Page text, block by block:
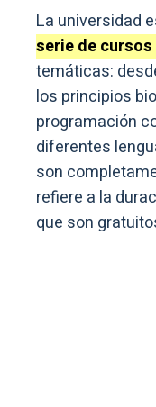
La universidad
serie de cursos
temáticas:
los principios
programación
diferentes
son
refiere a la
que son